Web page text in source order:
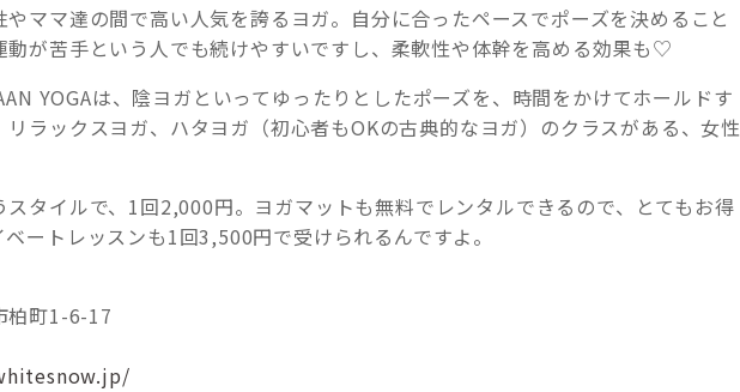
やママ達の間で高い人気を誇るヨガ。自分に合ったペースでポーズを決めること
動が苦手という人でも続けやすいですし、柔軟性や体幹を高める効果も♡
YOGAは、陰ヨガといってゆったりとしたポーズを、時間をかけてホールドす
リラックスヨガ、ハタヨガ（初心者もOKの古典的なヨガ）のクラスがある、女性
タイルで、1回2,000円。ヨガマットも無料でレンタルできるので、とてもお得
ートレッスンも1回3,500円で受けられるんですよ。
柏町1-6-17